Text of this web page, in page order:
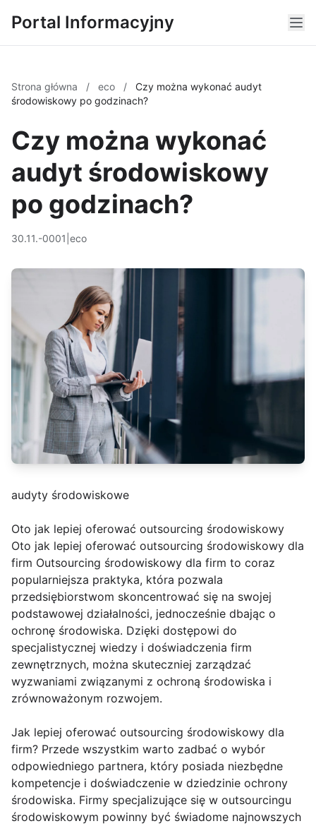
Portal Informacyjny
Strona główna / eco /
Czy można wykonać audyt
środowiskowy po godzinach?
Czy można wykonać
audyt środowiskowy
po godzinach?
30.11.-0001 eco
audyty środowiskowe
Oto jak lepiej oferować outsourcing środowiskowy
Oto jak lepiej oferować outsourcing środowiskowy dla
firm Outsourcing środowiskowy dla firm to coraz
popularniejsza praktyka, która pozwala
przedsiębiorstwom skoncentrować się na swojej
podstawowej działalności, jednocześnie dbając o
ochronę środowiska. Dzięki dostępowi do
specjalistycznej wiedzy i doświadczenia firm
zewnętrznych, można skuteczniej zarządzać
wyzwaniami związanymi z ochroną środowiska i
zrównoważonym rozwojem.
Jak lepiej oferować outsourcing środowiskowy dla
firm? Przede wszystkim warto zadbać o wybór
odpowiedniego partnera, który posiada niezbędne
kompetencje i doświadczenie w dziedzinie ochrony
środowiska. Firmy specjalizujące się w outsourcingu
środowiskowym powinny być świadome najnowszych